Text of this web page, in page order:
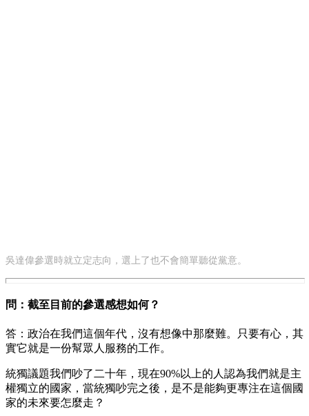
吳達偉參選時就立定志向，選上了也不會簡單聽從黨意。
問：截至目前的參選感想如何？
答：政治在我們這個年代，沒有想像中那麼難。只要有心，其
實它就是一份幫眾人服務的工作。
統獨議題我們吵了二十年，現在90%以上的人認為我們就是主
權獨立的國家，當統獨吵完之後，是不是能夠更專注在這個國
家的未來要怎麼走？